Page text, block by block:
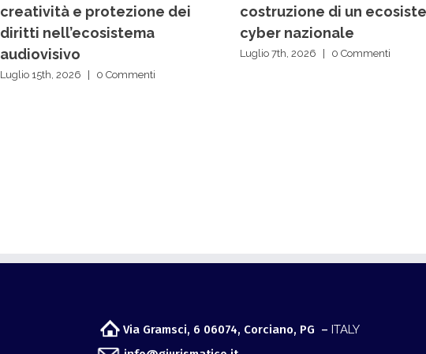
creatività e protezione dei
diritti nell’ecosistema
audiovisivo
Luglio 15th, 2026 0 Commenti
costruzione di un
cyber nazionale
Luglio 7th, 2026 0 Commenti
Via Gramsci, 6 06074, Corciano, PG – ITALY